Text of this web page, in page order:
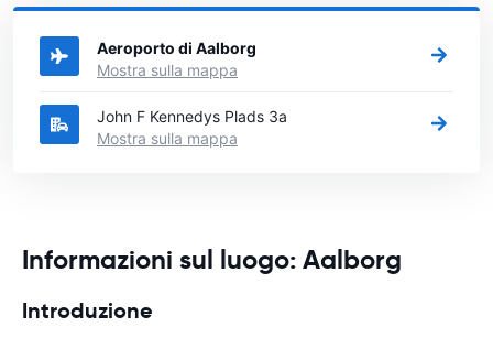
città in Danimarca si vuole noleggiare l'auto.
Aeroporto di Aalborg
Mostra sulla mappa
John F Kennedys Plads 3a
Mostra sulla mappa
Informazioni sul luogo: Aalborg
Introduzione